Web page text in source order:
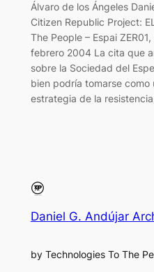
Álvaro de los Ángeles
Citizen Republic Project:
The People – Espai
febrero 2004 La cita que
sobre la Sociedad del
bien podría tomarse como
estrategia de la
Daniel G. Andújar
by Technologies To The